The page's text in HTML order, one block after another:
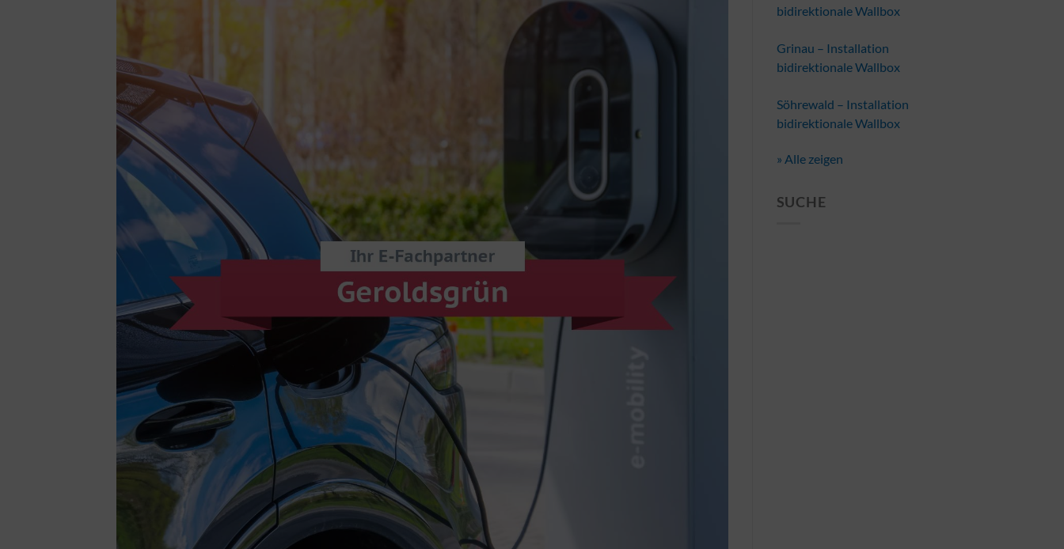
bidirektionale Wallbox
Grinau – Installation
bidirektionale Wallbox
Söhrewald – Installation
bidirektionale Wallbox
» Alle zeigen
SUCHE